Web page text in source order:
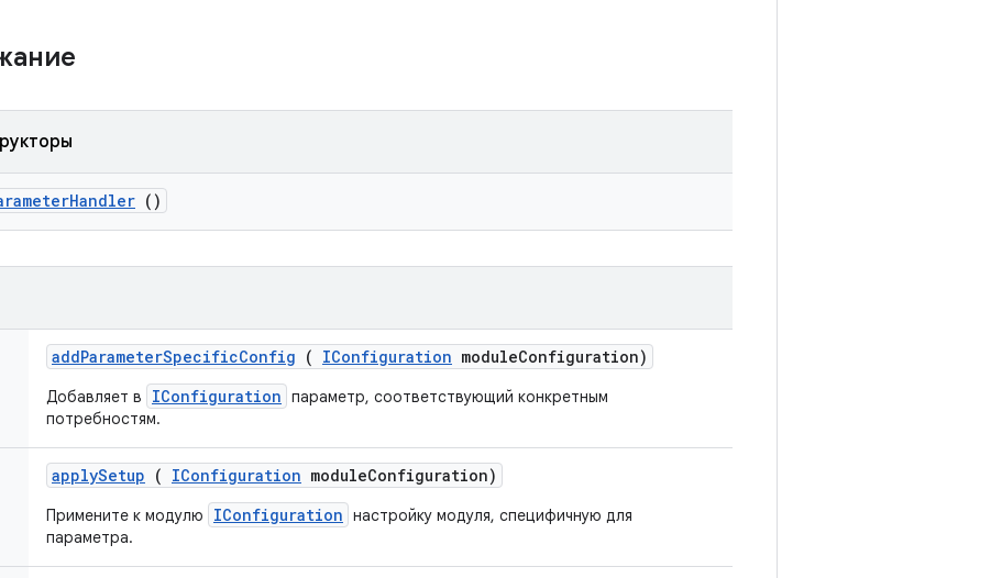
Handler ()
addParameterSpecificConfig ( IConfiguration moduleConfiguration)
Добавляет в IConfiguration параметр, соответствующий конкретным
потребностям.
applySetup ( IConfiguration moduleConfiguration)
Примените к модулю IConfiguration настройку модуля, специфичную для
параметра.